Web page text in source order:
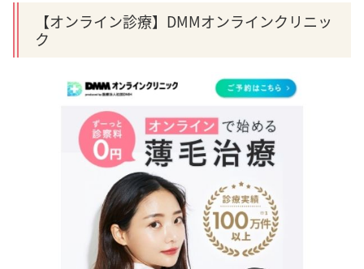
【オンライン診療】DMMオンラインクリニッ
ク